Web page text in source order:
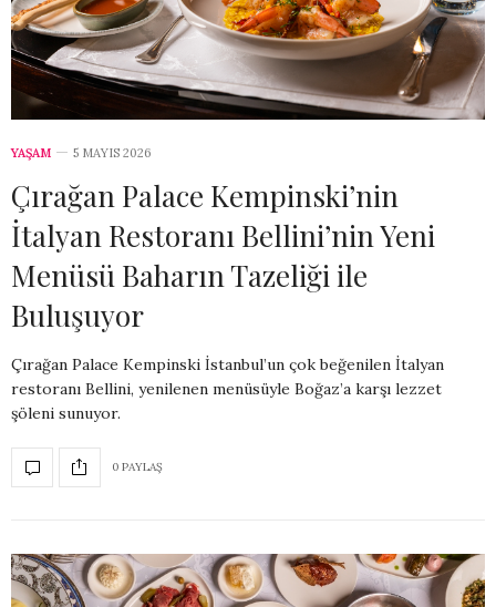
YAŞAM 5 MAYIS 2026
Çırağan Palace Kempinski’nin
İtalyan Restoranı Bellini’nin Yeni
Menüsü Baharın Tazeliği ile
Buluşuyor
Çırağan Palace Kempinski İstanbul’un çok beğenilen İtalyan
restoranı Bellini, yenilenen menüsüyle Boğaz’a karşı lezzet
şöleni sunuyor.
0 PAYLAŞ